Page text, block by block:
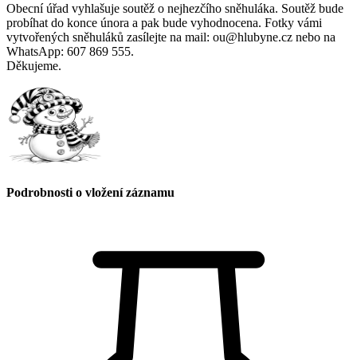
Obecní úřad vyhlašuje soutěž o nejhezčího sněhuláka. Soutěž bude
probíhat do konce února a pak bude vyhodnocena. Fotky vámi
vytvořených sněhuláků zasílejte na mail: ou@hlubyne.cz nebo na
WhatsApp: 607 869 555.
Děkujeme.
Podrobnosti o vložení záznamu